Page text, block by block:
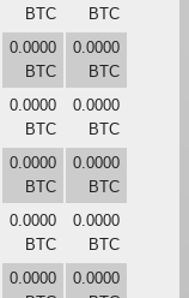
BTC
BTC
0.0000
BTC
0.0000
BTC
0.0000
BTC
0.0000
BTC
0.0000
BTC
0.0000
BTC
0.0000
BTC
0.0000
BTC
0.0000
0.0000